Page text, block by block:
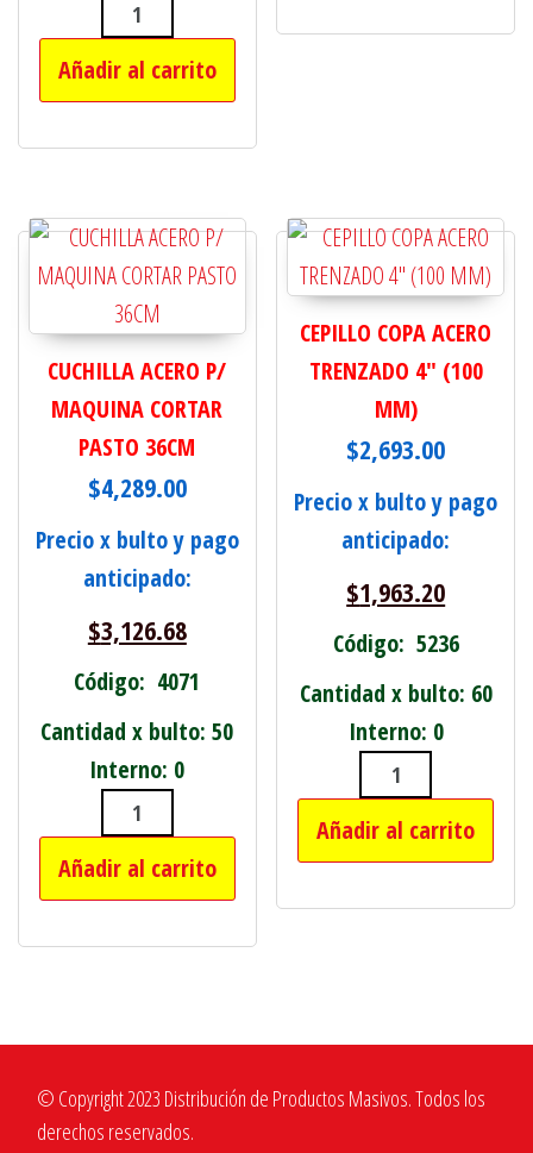
DESTORNILLADOR X 6 CHICO
Añadir al carrito
CUCHILLA ACERO P/
MAQUINA CORTAR
PASTO 36CM
$4,289.00
Precio x bulto y pago
anticipado:
$3,126.68
Código: 4071
Cantidad x bulto: 50
Interno: 0
CUCHILLA ACERO P/ MAQUINA
Añadir al carrito
CEPILLO COPA ACERO
TRENZADO 4" (100
MM)
$2,693.00
Precio x bulto y pago
anticipado:
$1,963.20
Código: 5236
Cantidad x bulto: 60
Interno: 0
CEPILLO
Añadir al carrito
© Copyright 2023 Distribución de Productos Masivos. Todos los
derechos reservados.